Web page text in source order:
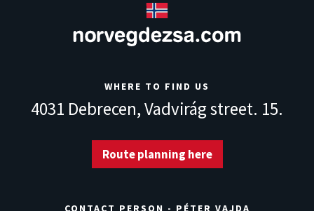
WHERE TO FIND US
4031 Debrecen,Vadvirág street. 15.
Route planning here
CONTACT PERSON - PÉTER VAJDA